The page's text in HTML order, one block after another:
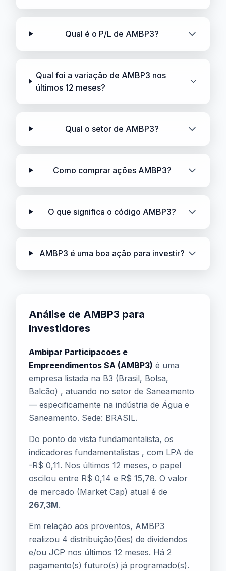
Qual é o P/L de AMBP3?
Qual foi a variação de AMBP3 nos
últimos 12 meses?
Qual o setor de AMBP3?
Como comprar ações AMBP3?
O que significa o código AMBP3?
AMBP3 é uma boa ação para investir?
Análise de AMBP3 para
Investidores
Ambipar Participacoes e
Empreendimentos SA (AMBP3) é uma
empresa listada na B3 (Brasil, Bolsa,
Balcão) , atuando no setor de Saneamento
— especificamente na indústria de Água e
Saneamento. Sede: BRASIL.
Do ponto de vista fundamentalista, os
indicadores fundamentalistas , com LPA de
-R$ 0,11. Nos últimos 12 meses, o papel
oscilou entre R$ 0,14 e R$ 15,78. O valor
de mercado (Market Cap) atual é de
267,3M.
Em relação aos proventos, AMBP3
realizou 4 distribuição(ões) de dividendos
e/ou JCP nos últimos 12 meses. Há 2
pagamento(s) futuro(s) já programado(s).